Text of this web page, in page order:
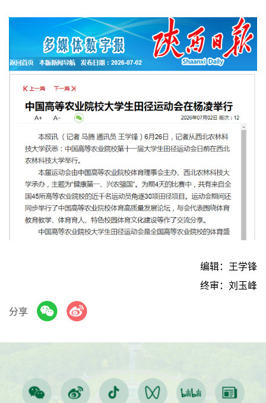
编辑：王学锋
终审：刘玉峰
分享